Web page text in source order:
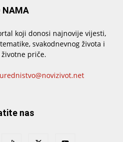
NAMA
koji donosi najnovije vijesti,
svakodnevnog života i
priče.
urednistvo@novizivot.net
nas